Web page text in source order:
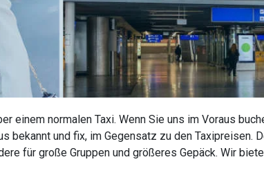
einem normalen Taxi. Wenn Sie uns im Voraus
bekannt und fix, im Gegensatz zu den Taxipreisen.
für große Gruppen und größeres Gepäck. Wir